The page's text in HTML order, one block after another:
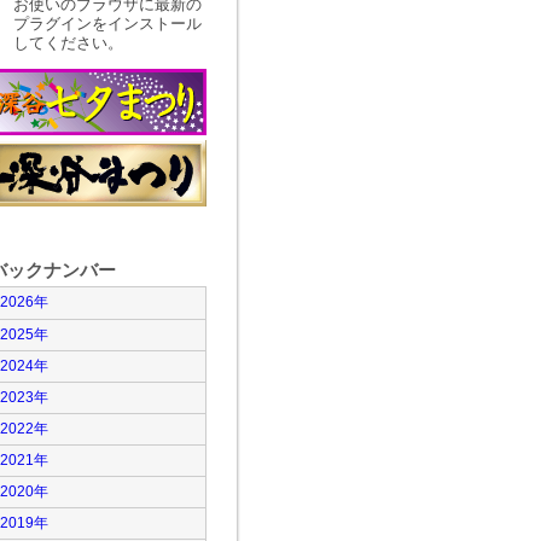
お使いのブラウザに最新の
プラグインをインストール
してください。
ックナンバー
2026年
2025年
2024年
2023年
2022年
2021年
2020年
2019年